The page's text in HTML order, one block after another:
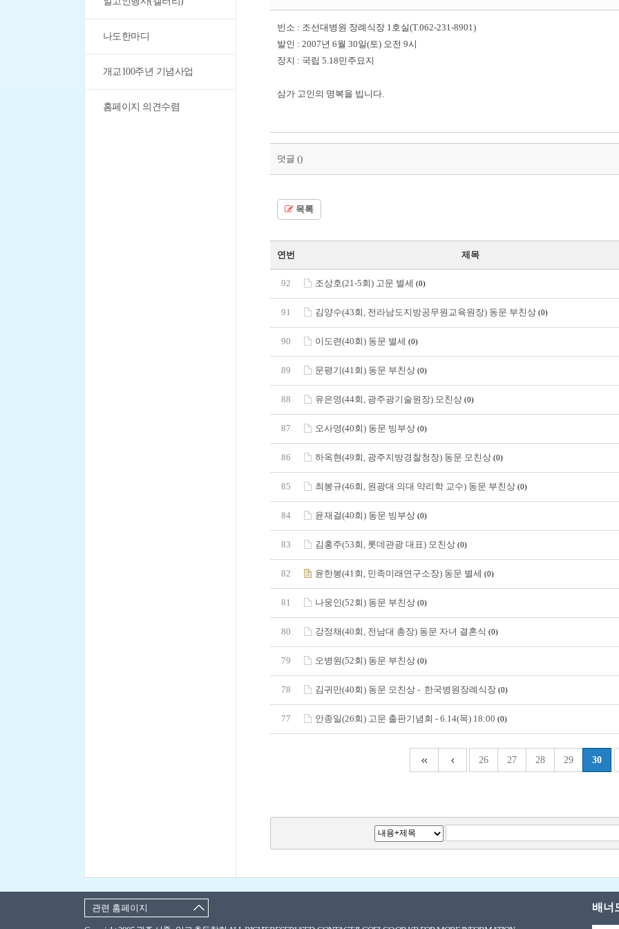
나도한마디
개교100주년 기념사업
홈페이지 의견수렴
빈소 : 조선대병원 장례식장 1호실(T.062-231-8901)
발인 : 2007년 6월 30일(토) 오전 9시
장지 : 국립 5.18민주묘지
삼가 고인의 명복을 빕니다.
덧글 ()
목록
연번 제목
92 조상호(21-5회) 고문 별세 (0)
91 김양수(43회, 전라남도지방공무원교육원장) 동문 부친상 (0)
90 이도련(40회) 동문 별세 (0)
89 문평기(41회) 동문 부친상 (0)
88 유은영(44회, 광주광기술원장) 모친상 (0)
87 오사영(40회) 동문 빙부상 (0)
86 하옥현(49회, 광주지방경찰청장) 동문 모친상 (0)
85 최봉규(46회, 원광대 의대 약리학 교수) 동문 부친상 (0)
84 윤재걸(40회) 동문 빙부상 (0)
83 김홍주(53회, 롯데관광 대표) 모친상 (0)
82 윤한봉(41회, 민족미래연구소장) 동문 별세 (0)
81 나웅인(52회) 동문 부친상 (0)
80 강정채(40회, 전남대 총장) 동문 자녀 결혼식 (0)
79 오병원(52회) 동문 부친상 (0)
78 김귀만(40회) 동문 모친상 - 한국병원장례식장 (0)
77 안종일(26회) 고문 출판기념회 - 6.14(목) 18:00 (0)
26 27 28 29 30
관련 홈페이지 배너